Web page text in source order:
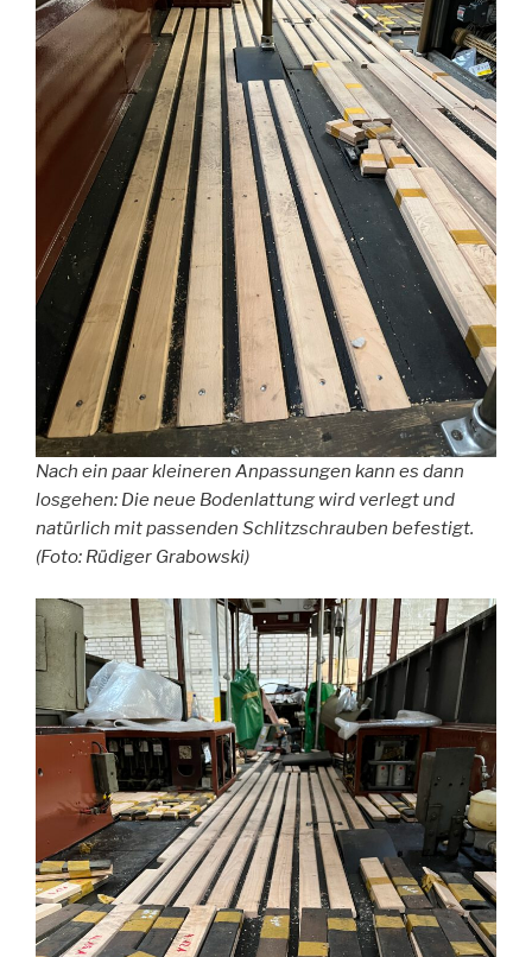
Nach ein paar kleineren Anpassungen kann es dann
losgehen: Die neue Bodenlattung wird verlegt und
natürlich mit passenden Schlitzschrauben befestigt.
(Foto: Rüdiger Grabowski)